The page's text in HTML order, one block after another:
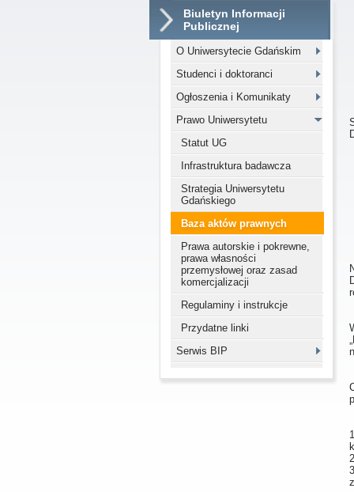
Biuletyn Informacji
Publicznej
O Uniwersytecie Gdańskim
Studenci i doktoranci
Ogłoszenia i Komunikaty
Prawo Uniwersytetu
Statut UG
Infrastruktura badawcza
Strategia Uniwersytetu
Gdańskiego
Baza aktów prawnych
Prawa autorskie i pokrewne,
prawa własności
przemysłowej oraz zasad
komercjalizacji
Regulaminy i instrukcje
Przydatne linki
Serwis BIP
1.
2.
3.